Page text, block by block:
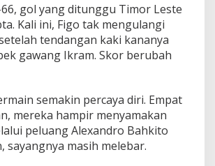
gol yang ditunggu Timor Leste
Kali ini, Figo tak mengulangi
tendangan kaki kananya
gawang Ikram. Skor berubah
semakin percaya diri. Empat
mereka hampir menyamakan
peluang Alexandro Bahkito
sayangnya masih melebar.